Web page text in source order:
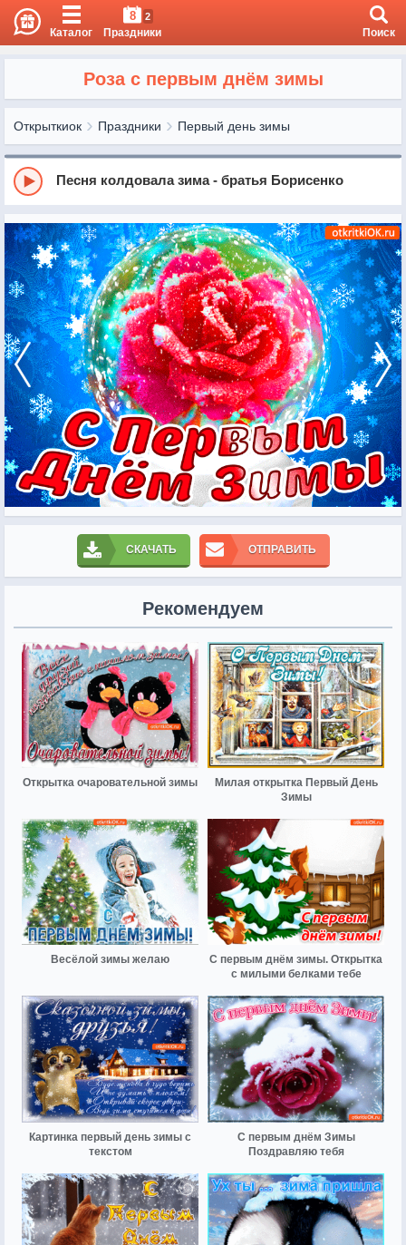
Каталог
8 2
Праздники Поиск
Роза с первым днём зимы
Открыткиок Праздники Первый день зимы
Песня колдовала зима - братья Борисенко
СКАЧАТЬ ОТПРАВИТЬ
Рекомендуем
Открытка очаровательной зимы
Милая открытка Первый День
Зимы
Весёлой зимы желаю
С первым днём зимы. Открытка
с милыми белками тебе
Картинка первый день зимы с
текстом
С первым днём Зимы
Поздравляю тебя